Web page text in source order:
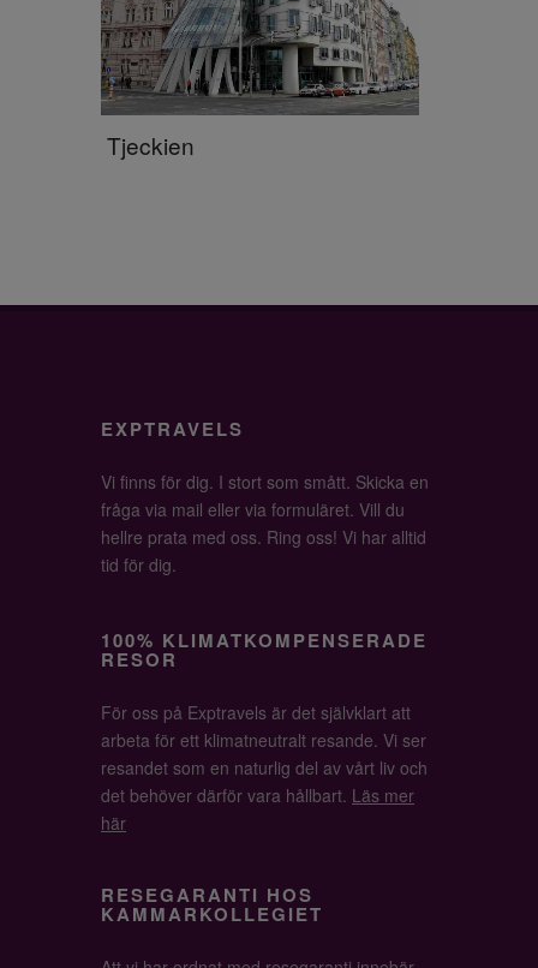
Tjeckien
EXPTRAVELS
Vi finns för dig. I stort som smått. Skicka en
fråga via mail eller via formuläret. Vill du
hellre prata med oss. Ring oss! Vi har alltid
tid för dig.
100% KLIMATKOMPENSERADE
RESOR
För oss på Exptravels är det självklart att
arbeta för ett klimatneutralt resande. Vi ser
resandet som en naturlig del av vårt liv och
det behöver därför vara hållbart. Läs mer
här
RESEGARANTI HOS
KAMMARKOLLEGIET